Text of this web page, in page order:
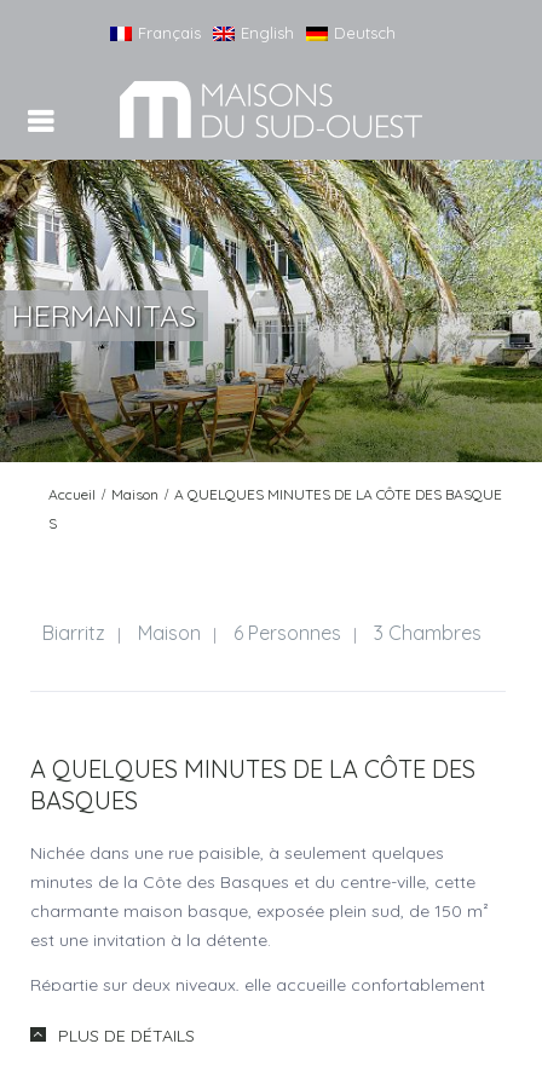
Français English Deutsch
HERMANITAS
Accueil Maison
A QUELQUES MINUTES DE LA CÔTE DES BASQUE
S
Biarritz | Maison | 6 Personnes | 3 Chambres
A QUELQUES MINUTES DE LA CÔTE DES
BASQUES
Nichée dans une rue paisible, à seulement quelques
minutes de la Côte des Basques et du centre-ville, cette
charmante maison basque, exposée plein sud, de 150 m²
est une invitation à la détente.
Répartie sur deux niveaux, elle accueille confortablement
pour un séjour en famille ou entre amis.
PLUS DE DÉTAILS